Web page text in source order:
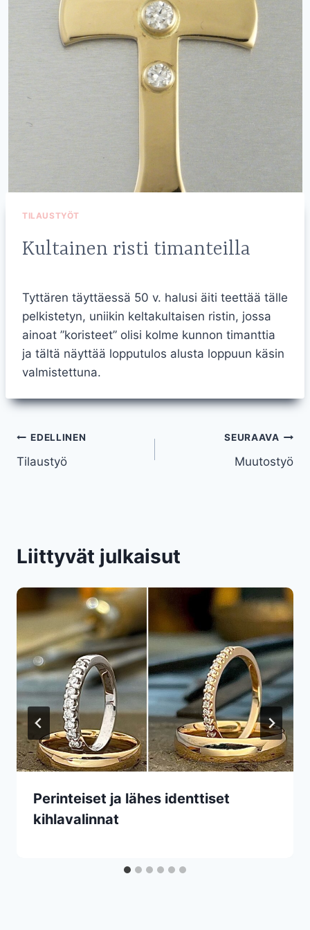
TILAUSTYÖT
Kultainen risti timanteilla
Tyttären täyttäessä 50 v. halusi äiti teettää tälle
pelkistetyn, uniikin keltakultaisen ristin, jossa
ainoat ”koristeet” olisi kolme kunnon timanttia
ja tältä näyttää lopputulos alusta loppuun käsin
valmistettuna.
Artikkelien
selaus
EDELLINEN
Tilaustyö
SEURAAVA
Muutostyö
Liittyvät julkaisut
Perinteiset ja lähes identtiset
kihlavalinnat